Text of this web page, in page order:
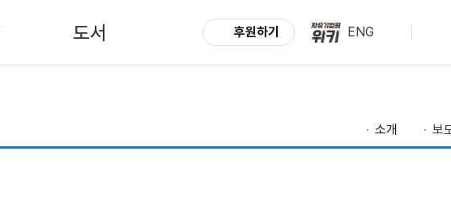
도서 후원하기 ENG
소개 보